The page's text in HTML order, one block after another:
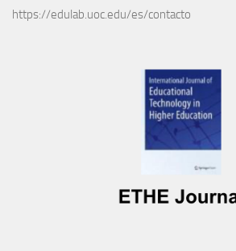
https://edulab.uoc.edu/es/contacto